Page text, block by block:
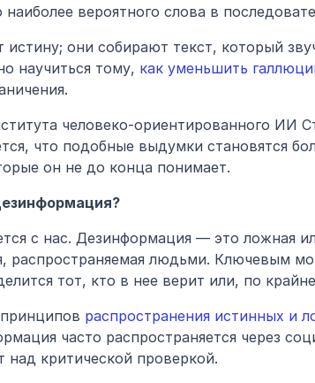
вероятного слова в
они собирают текст, который
научиться тому, как уменьшить
человеко-ориентированного ИИ
что подобные выдумки становятся
он не до конца понимает.
с нас. Дезинформация — это ложная
распространяемая людьми. Ключевым
тот, кто в нее верит или, по
распространения истинных и
часто распространяется через
над критической проверкой.